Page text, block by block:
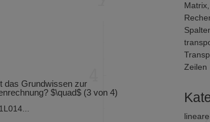
das Grundwissen zur
$\quad$ (3 von 4)
Matrix,
Zeilen